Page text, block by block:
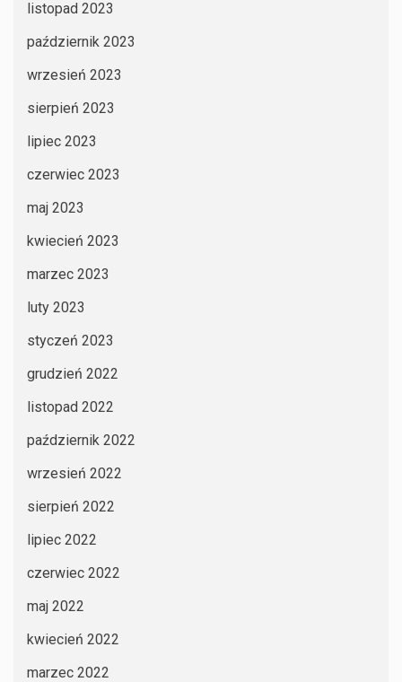
listopad 2023
październik 2023
wrzesień 2023
sierpień 2023
lipiec 2023
czerwiec 2023
maj 2023
kwiecień 2023
marzec 2023
luty 2023
styczeń 2023
grudzień 2022
listopad 2022
październik 2022
wrzesień 2022
sierpień 2022
lipiec 2022
czerwiec 2022
maj 2022
kwiecień 2022
marzec 2022